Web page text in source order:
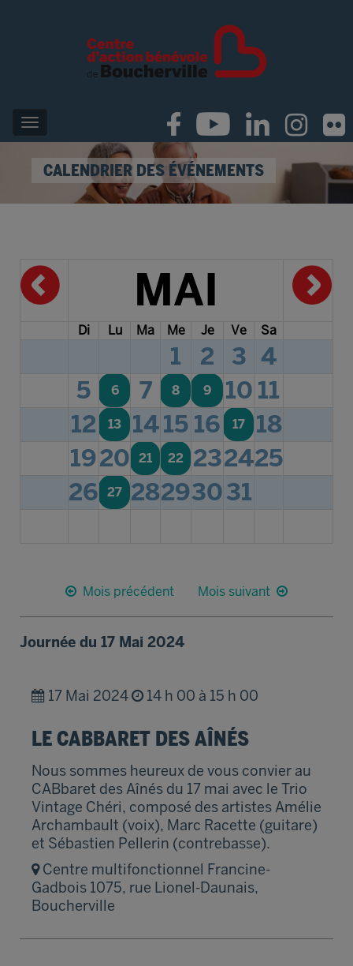
CALENDRIER DES ÉVÉNEMENTS
MAI
Di Lu Ma Me Je Ve Sa
1 2 3 4
5
6 7 8 9 10 11
12
13 1415 16 17
18
1920 21 22 232425
26 27 28293031
Mois précédent Mois suivant
Journée du 17 Mai 2024
17 Mai 2024 14 h 00 à 15 h 00
LE CABBARET DES AÎNÉS
Nous sommes heureux de vous convier au
CABbaret des Aînés du 17 mai avec le Trio
Vintage Chéri, composé des artistes Amélie
Archambault (voix), Marc Racette (guitare)
et Sébastien Pellerin (contrebasse).
Centre multifonctionnel Francine-
Gadbois 1075, rue Lionel-Daunais,
Boucherville